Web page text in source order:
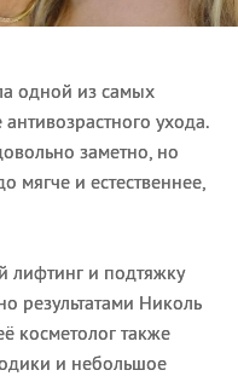
одной из самых
ухода.
заметно, но
мягче и естественнее,
лифтинг и подтяжку
результатами Николь
косметолог также
и небольшое